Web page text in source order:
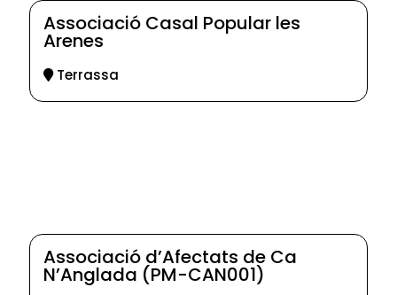
Associació Casal Popular les
Arenes
Terrassa
Associació d’Afectats de Ca
N’Anglada (PM-CAN001)